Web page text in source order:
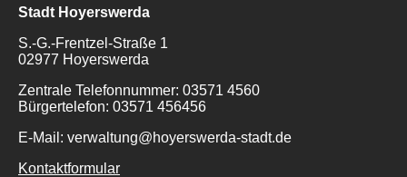
Stadt Hoyerswerda
S.-G.-Frentzel-Straße 1
02977 Hoyerswerda
Zentrale Telefonnummer: 03571 4560
Bürgertelefon: 03571 456456
E-Mail: verwaltung@hoyerswerda-stadt.de
Kontaktformular